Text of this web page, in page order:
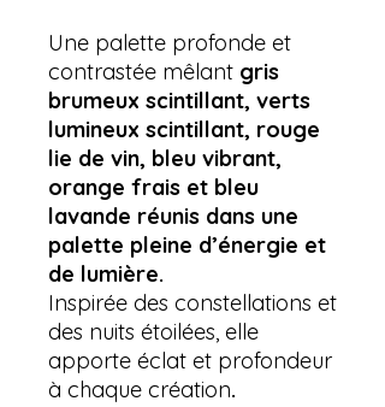
Une palette profonde et
contrastée mêlant gris
brumeux scintillant, verts
lumineux scintillant, rouge
lie de vin, bleu vibrant,
orange frais et bleu
lavande réunis dans une
palette pleine d’énergie et
de lumière.
Inspirée des constellations et
des nuits étoilées, elle
apporte éclat et profondeur
à chaque création.